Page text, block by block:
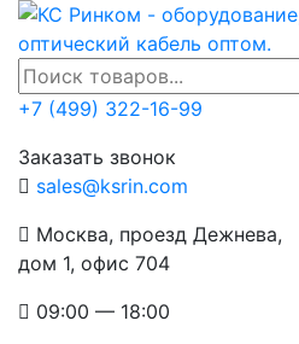
+7 (499) 322-16-99
Заказать звонок
sales@ksrin.com
Москва, проезд Дежнева,
дом 1, офис 704
09:00 — 18:00